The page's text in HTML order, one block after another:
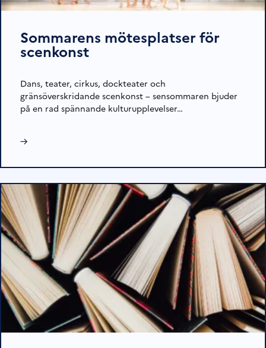
Sommarens mötesplatser för
scenkonst
Dans, teater, cirkus, dockteater och
gränsöverskridande scenkonst – sensommaren bjuder
på en rad spännande kulturupplevelser…
→